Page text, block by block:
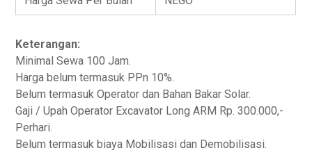
Keterangan:
Minimal Sewa 100 Jam.
Harga belum termasuk PPn 10%.
Belum termasuk Operator dan Bahan Bakar Solar.
Gaji / Upah Operator Excavator Long ARM Rp. 300.000,-
Perhari.
Belum termasuk biaya Mobilisasi dan Demobilisasi.